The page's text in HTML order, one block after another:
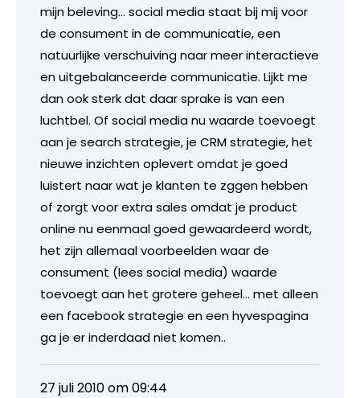
mijn beleving… social media staat bij mij voor
de consument in de communicatie, een
natuurlijke verschuiving naar meer interactieve
en uitgebalanceerde communicatie. Lijkt me
dan ook sterk dat daar sprake is van een
luchtbel. Of social media nu waarde toevoegt
aan je search strategie, je CRM strategie, het
nieuwe inzichten oplevert omdat je goed
luistert naar wat je klanten te zggen hebben
of zorgt voor extra sales omdat je product
online nu eenmaal goed gewaardeerd wordt,
het zijn allemaal voorbeelden waar de
consument (lees social media) waarde
toevoegt aan het grotere geheel… met alleen
een facebook strategie en een hyvespagina
ga je er inderdaad niet komen..
27 juli 2010 om 09:44